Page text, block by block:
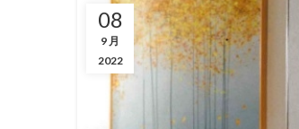
08
9 月
2022